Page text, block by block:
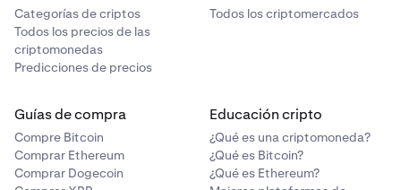
Categorías de criptos
Todos los precios de las
criptomonedas
Predicciones de precios
Todos los criptomercados
Guías de compra
Compre Bitcoin
Comprar Ethereum
Comprar Dogecoin
Educación cripto
¿Qué es una criptomoneda?
¿Qué es Bitcoin?
¿Qué es Ethereum?